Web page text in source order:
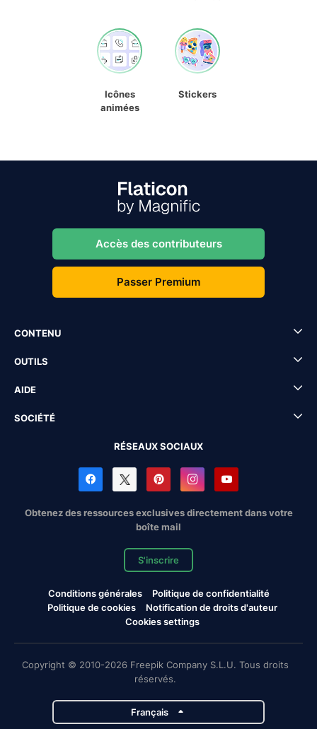
Icônes
animées
Stickers
Accès des contributeurs
Passer Premium
CONTENU
OUTILS
AIDE
SOCIÉTÉ
RÉSEAUX SOCIAUX
Obtenez des ressources exclusives directement dans votre
boîte mail
S'inscrire
Conditions générales
Politique de confidentialité
Politique de cookies
Notification de droits d'auteur
Cookies settings
Copyright © 2010-2026 Freepik Company S.L.U. Tous droits
réservés.
Français